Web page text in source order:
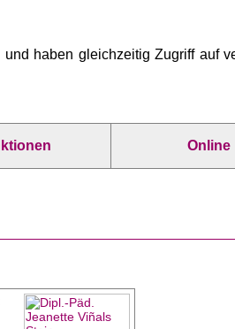
haben gleichzeitig Zugriff auf
Online